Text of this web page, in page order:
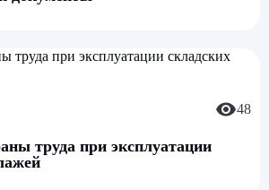
48
труда при эксплуатации